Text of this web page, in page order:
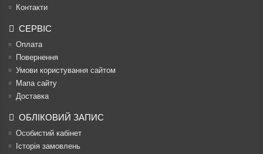
Контакти
СЕРВІС
Оплата
Повернення
Умови користування сайтом
Мапа сайту
Доставка
ОБЛІКОВИЙ ЗАПИС
Особистий кабінет
Історія замовлень